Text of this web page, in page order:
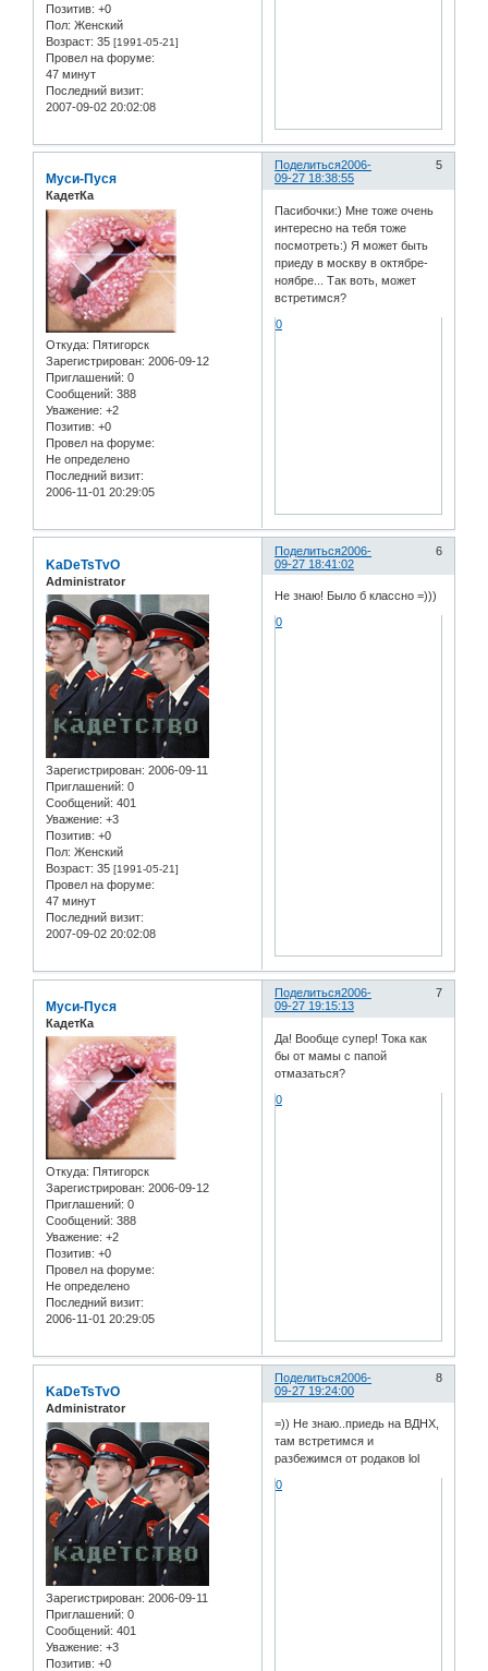
Позитив: +0
Пол: Женский
Возраст: 35 [1991-05-21]
Провел на форуме:
47 минут
Последний визит:
2007-09-02 20:02:08
Поделиться 5
2006-
09-27 18:38:55
Муси-Пуся
КадетКа
Откуда: Пятигорск
Зарегистрирован: 2006-09-12
Приглашений: 0
Сообщений: 388
Уважение: +2
Позитив: +0
Провел на форуме:
Не определено
Последний визит:
2006-11-01 20:29:05
Пасибочки:) Мне тоже очень
интересно на тебя тоже
посмотреть:) Я может быть
приеду в москву в октябре-
ноябре... Так воть, может
встретимся?
0
Поделиться 6
2006-
09-27 18:41:02
KaDeTsTvO
Administrator
Зарегистрирован: 2006-09-11
Приглашений: 0
Сообщений: 401
Уважение: +3
Позитив: +0
Пол: Женский
Возраст: 35 [1991-05-21]
Провел на форуме:
47 минут
Последний визит:
2007-09-02 20:02:08
Не знаю! Было б классно =)))
0
Поделиться 7
2006-
09-27 19:15:13
Муси-Пуся
КадетКа
Откуда: Пятигорск
Зарегистрирован: 2006-09-12
Приглашений: 0
Сообщений: 388
Уважение: +2
Позитив: +0
Провел на форуме:
Не определено
Последний визит:
2006-11-01 20:29:05
Да! Вообще супер! Тока как
бы от мамы с папой
отмазаться?
0
Поделиться 8
2006-
09-27 19:24:00
KaDeTsTvO
Administrator
Зарегистрирован: 2006-09-11
Приглашений: 0
Сообщений: 401
Уважение: +3
Позитив: +0
=)) Не знаю..приедь на ВДНХ,
там встретимся и
разбежимся от родаков lol
0